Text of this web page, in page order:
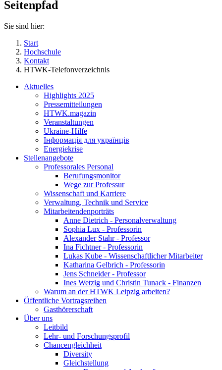
Seitenpfad
Sie sind hier:
Start
Hochschule
Kontakt
HTWK-Telefonverzeichnis
Aktuelles
Highlights 2025
Pressemitteilungen
HTWK.magazin
Veranstaltungen
Ukraine-Hilfe
Інформація для українців
Energiekrise
Stellenangebote
Professorales Personal
Berufungsmonitor
Wege zur Professur
Wissenschaft und Karriere
Verwaltung, Technik und Service
Mitarbeitendenporträts
Anne Dietrich - Personalverwaltung
Sophia Lux - Professorin
Alexander Stahr - Professor
Ina Fichtner - Professorin
Lukas Kube - Wissenschaftlicher Mitarbeiter
Katharina Gelbrich - Professorin
Jens Schneider - Professor
Ines Wetzig und Christin Tunack - Finanzen
Warum an der HTWK Leipzig arbeiten?
Öffentliche Vortragsreihen
Gasthörerschaft
Über uns
Leitbild
Lehr- und Forschungsprofil
Chancengleichheit
Diversity
Gleichstellung